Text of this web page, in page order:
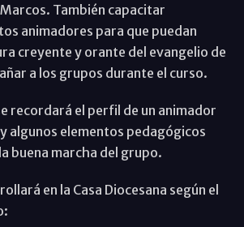
También capacitar
animadores para que puedan
creyente y orante del evangelio de
a los grupos durante el curso.
recordará el perfil de un animador
algunos elementos pedagógicos
buena marcha del grupo.
en la Casa Diocesana según el